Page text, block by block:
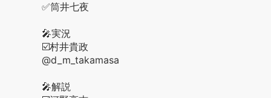
✅筒井七夜
🎤実況
☑️村井貴政
@d_m_takamasa
🎤解説